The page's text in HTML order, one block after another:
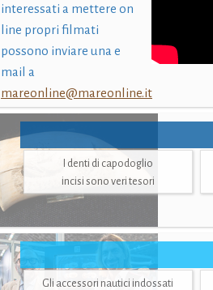
interessati a mettere on
line propri filmati
possono inviare una e
mail a
mareonline@mareonline.it
I denti di capodoglio
incisi sono veri tesori
Gli accessori nautici indossati